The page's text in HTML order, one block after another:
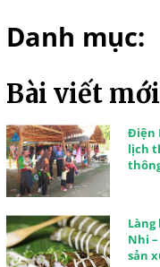
Danh mục:
Bài viết
Điện
lịch
Nhi
sản